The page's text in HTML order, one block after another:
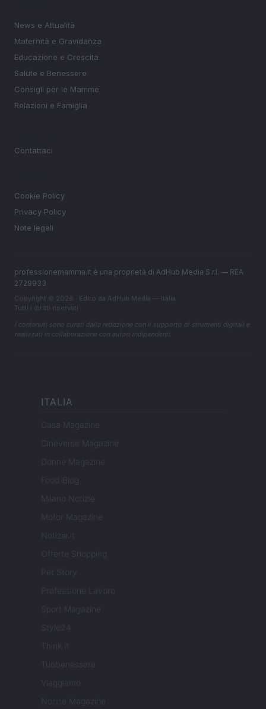
News e Attualità
Maternità e Gravidanza
Educazione e Crescita
Salute e Benessere
Consigli per le Mamme
Relazioni e Famiglia
Contattaci
Cookie Policy
Privacy Policy
Note legali
professionemamma.it è una proprietà di AdHub Media S.r.l. — REA
2729933
Copyright © 2026 · Edito da AdHub Media — Italia
Tutti i diritti riservati
I contenuti sono curati dalla redazione con il supporto di strumenti digitali e
realizzati in collaborazione con autori indipendenti.
ITALIA
Casa Magazine
Cineverse Magazine
Donne Magazine
Food Blog
Milano Notizie
Motor Magazine
Notizie.it
Offerte Shopping
Pet Story
Professione Lavoro
Sport Magazine
Style24
Think.it
Tuobenessere
Viaggiamo
Nonne Magazine